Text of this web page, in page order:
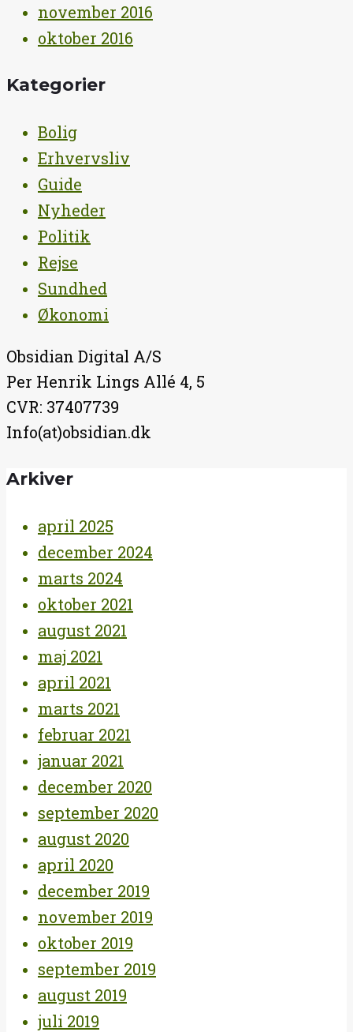
november 2016
oktober 2016
Kategorier
Bolig
Erhvervsliv
Guide
Nyheder
Politik
Rejse
Sundhed
Økonomi
Obsidian Digital A/S
Per Henrik Lings Allé 4, 5
CVR: 37407739
Info(at)obsidian.dk
Arkiver
april 2025
december 2024
marts 2024
oktober 2021
august 2021
maj 2021
april 2021
marts 2021
februar 2021
januar 2021
december 2020
september 2020
august 2020
april 2020
december 2019
november 2019
oktober 2019
september 2019
august 2019
juli 2019